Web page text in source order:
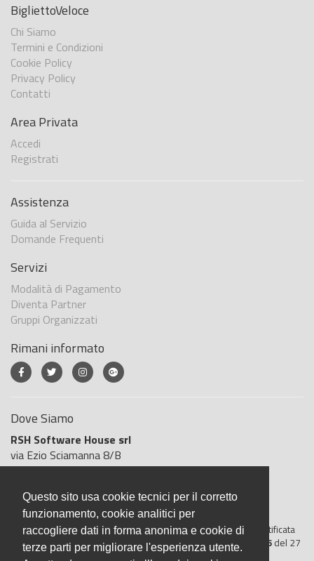
Questo sito usa cookie tecnici per il corretto
funzionamento, cookie analitici per
raccogliere dati in forma anonima e cookie di
terze parti per migliorare l'esperienza utente.
BigliettoVeloce
Chi Siamo
Termini e Condizioni
Cookie Policy
Privacy Policy
Contatti
Area Privata
Accedi
Registrati
Assistenza
Guida al Servizio
Domande Frequenti
Servizi
Modalità di Pagamento
Diventa Partner
Gruppi Organizzati
Rimani informato
Dove Siamo
RSH Software House srl
via Ezio Sciamanna 8/B
00168 Roma
Italia
BigliettoVeloce è basato sulla piattaforma"GeSiFi ver 1.5"
certificata
dall’Agenzia delle Entrate con protocollo numero2021/103896 del 27
aprile 2021